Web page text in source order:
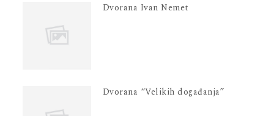
Dvorana Ivan Nemet
Dvorana “Velikih događanja”